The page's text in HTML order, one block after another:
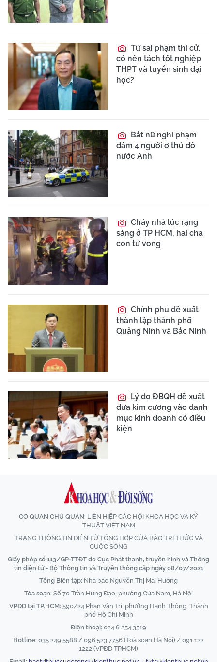
Từ sai phạm thi cử,
có nên tách tốt nghiệp
THPT và tuyển sinh đại
học?
Bắt nữ nghi phạm
đâm 4 người ở thủ đô
nước Anh
Cháy nhà lúc rạng
sáng ở TP HCM, hai cha
con tử vong
Chính phủ đề xuất
thành lập thành phố
Quảng Ninh và Bắc Ninh
Lý do ĐBQH đề xuất
đưa kim cương vào danh
mục kinh doanh có điều
kiện
CƠ QUAN CHỦ QUẢN: LIÊN HIỆP CÁC HỘI KHOA HỌC VÀ KỸ
THUẬT VIỆT NAM
TRANG THÔNG TIN ĐIỆN TỬ TỔNG HỢP CỦA BÁO TRI THỨC VÀ
CUỘC SỐNG
Giấy phép số 113/GP-TTĐT do Cục Phát thanh, truyền hình và Thông
tin điện tử - Bộ Thông tin và Truyền thông cấp ngày 08/07/2021
Tổng Biên tập: Nhà báo Nguyễn Thị Mai Hương
Tòa soạn: Số 70 Trần Hưng Đạo, phường Cửa Nam, Hà Nội
VPĐD tại TP.HCM: 590/24 Phan Văn Trị, phường Hạnh Thông, Thành
phố Hồ Chí Minh
Điện thoại: 024 6 254 3519
Hotline: 035 249 5588 / 096 523 7756 (Toà soạn Hà Nội) / 091 122
1222 (VPĐD TPHCM)